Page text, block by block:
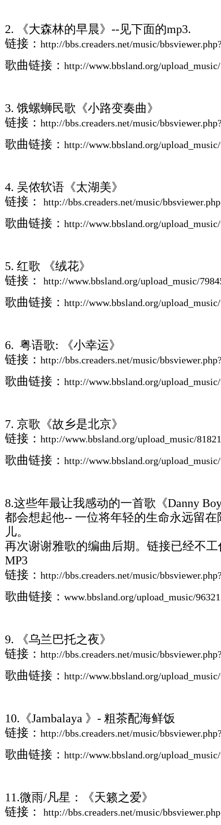
2. 《大森林的早晨》--见下面的mp3.
链接： http://bbs.creaders.net/music/
歌曲链接： http://www.bbsland.org/
3. 饿螺蛳民歌《小路变奏曲》
链接： http://bbs.creaders.net/music/
歌曲链接： http://www.bbsland.org/
4. 吴侬软语《太湖美》
链接： http://bbs.creaders.net/music/
歌曲链接： http://www.bbsland.org/
5. 红歌 《绒花》
链接： http://www.bbsland.org/upload_music/
歌曲链接： http://www.bbsland.org/
6. 粤语歌: 《小幸运》
链接： http://bbs.creaders.net/music/
歌曲链接： http://www.bbsland.org/
7. 京歌《故乡是北京》
链接： http://www.bbsland.org/upload_music/
歌曲链接： http://www.bbsland.org/
8.这些年最让我感动的一首歌《Danny
都会想起他-- 一位将年轻的生命永远留
儿。
再次谢谢雅歌的编曲后期。链接已经不
MP3
链接： http://bbs.creaders.net/music/
歌曲链接： www.bbsland.org/upload_music/
9. 《乌兰巴托之夜》
链接： http://bbs.creaders.net/music/
歌曲链接： http://www.bbsland.org/
10.《Jambalaya 》- 粗茶配海鲜饭
链接： http://bbs.creaders.net/music/
歌曲链接： http://www.bbsland.org/
11.微雨/凡星：《天籁之爱》
链接： http://bbs.creaders.net/music/